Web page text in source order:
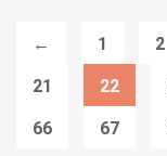
← 1 2
21 22
66 67